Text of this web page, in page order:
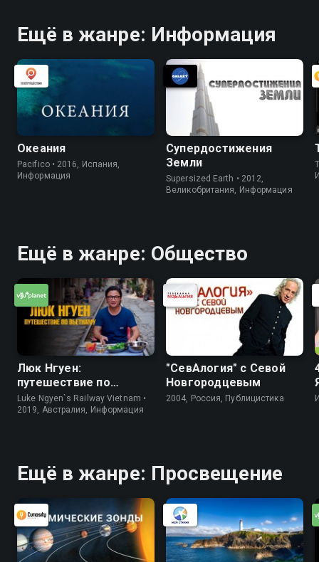
Ещё в жанре: Информация
Океания
Pacifico • 2016, Испания,
Информация
Супердостижения
Земли
Supersized Earth • 2012,
Великобритания, Информация
Ещё в жанре: Общество
Люк Нгуен:
путешествие по
Вьетнаму
Luke Ngyen`s Railway Vietnam •
2019, Австралия, Информация
"СевАлогия" с Севой
Новгородцевым
2004, Россия, Публицистика
Ещё в жанре: Просвещение